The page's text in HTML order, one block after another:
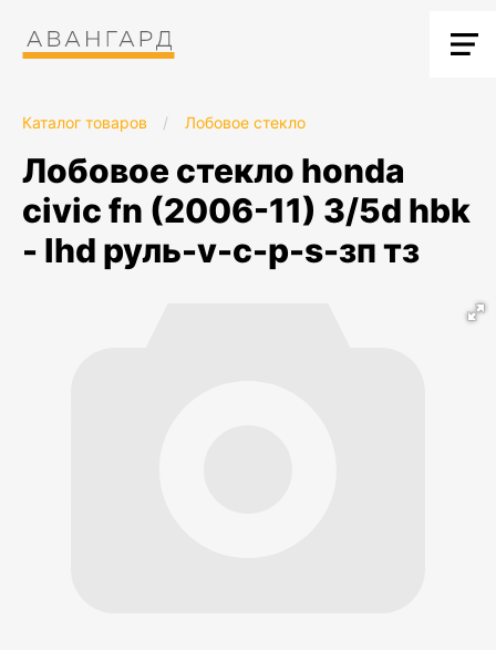
Каталог товаров / Лобовое стекло
лобовое стекло honda
civic fn (2006-11) 3/5d hbk
- lhd руль-v-c-p-s-зп тз